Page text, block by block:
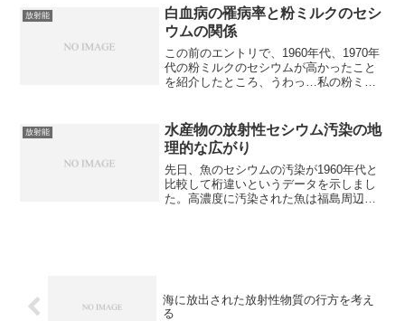
味深い記事が中国のサイトに掲載されま
した。「ドイツの漁...
放射能
白血病の罹病率と粉ミルクのセシ
ウムの関係
この前のエントリで、1960年代、1970年
代の粉ミルクのセシウムが高かったこと
を紹介したところ、うわっ…私の粉ミル
た、この時代に生まれた人から、「同級
生が白血...
放射能
水産物の放射性セシウム汚染の地
理的な広がり
先日、魚のセシウムの汚染が1960年代と
比較して桁違いというデータを示しまし
た。高濃度に汚染された魚は福島周辺に
海に放出された放射性物質の行方を考え
る